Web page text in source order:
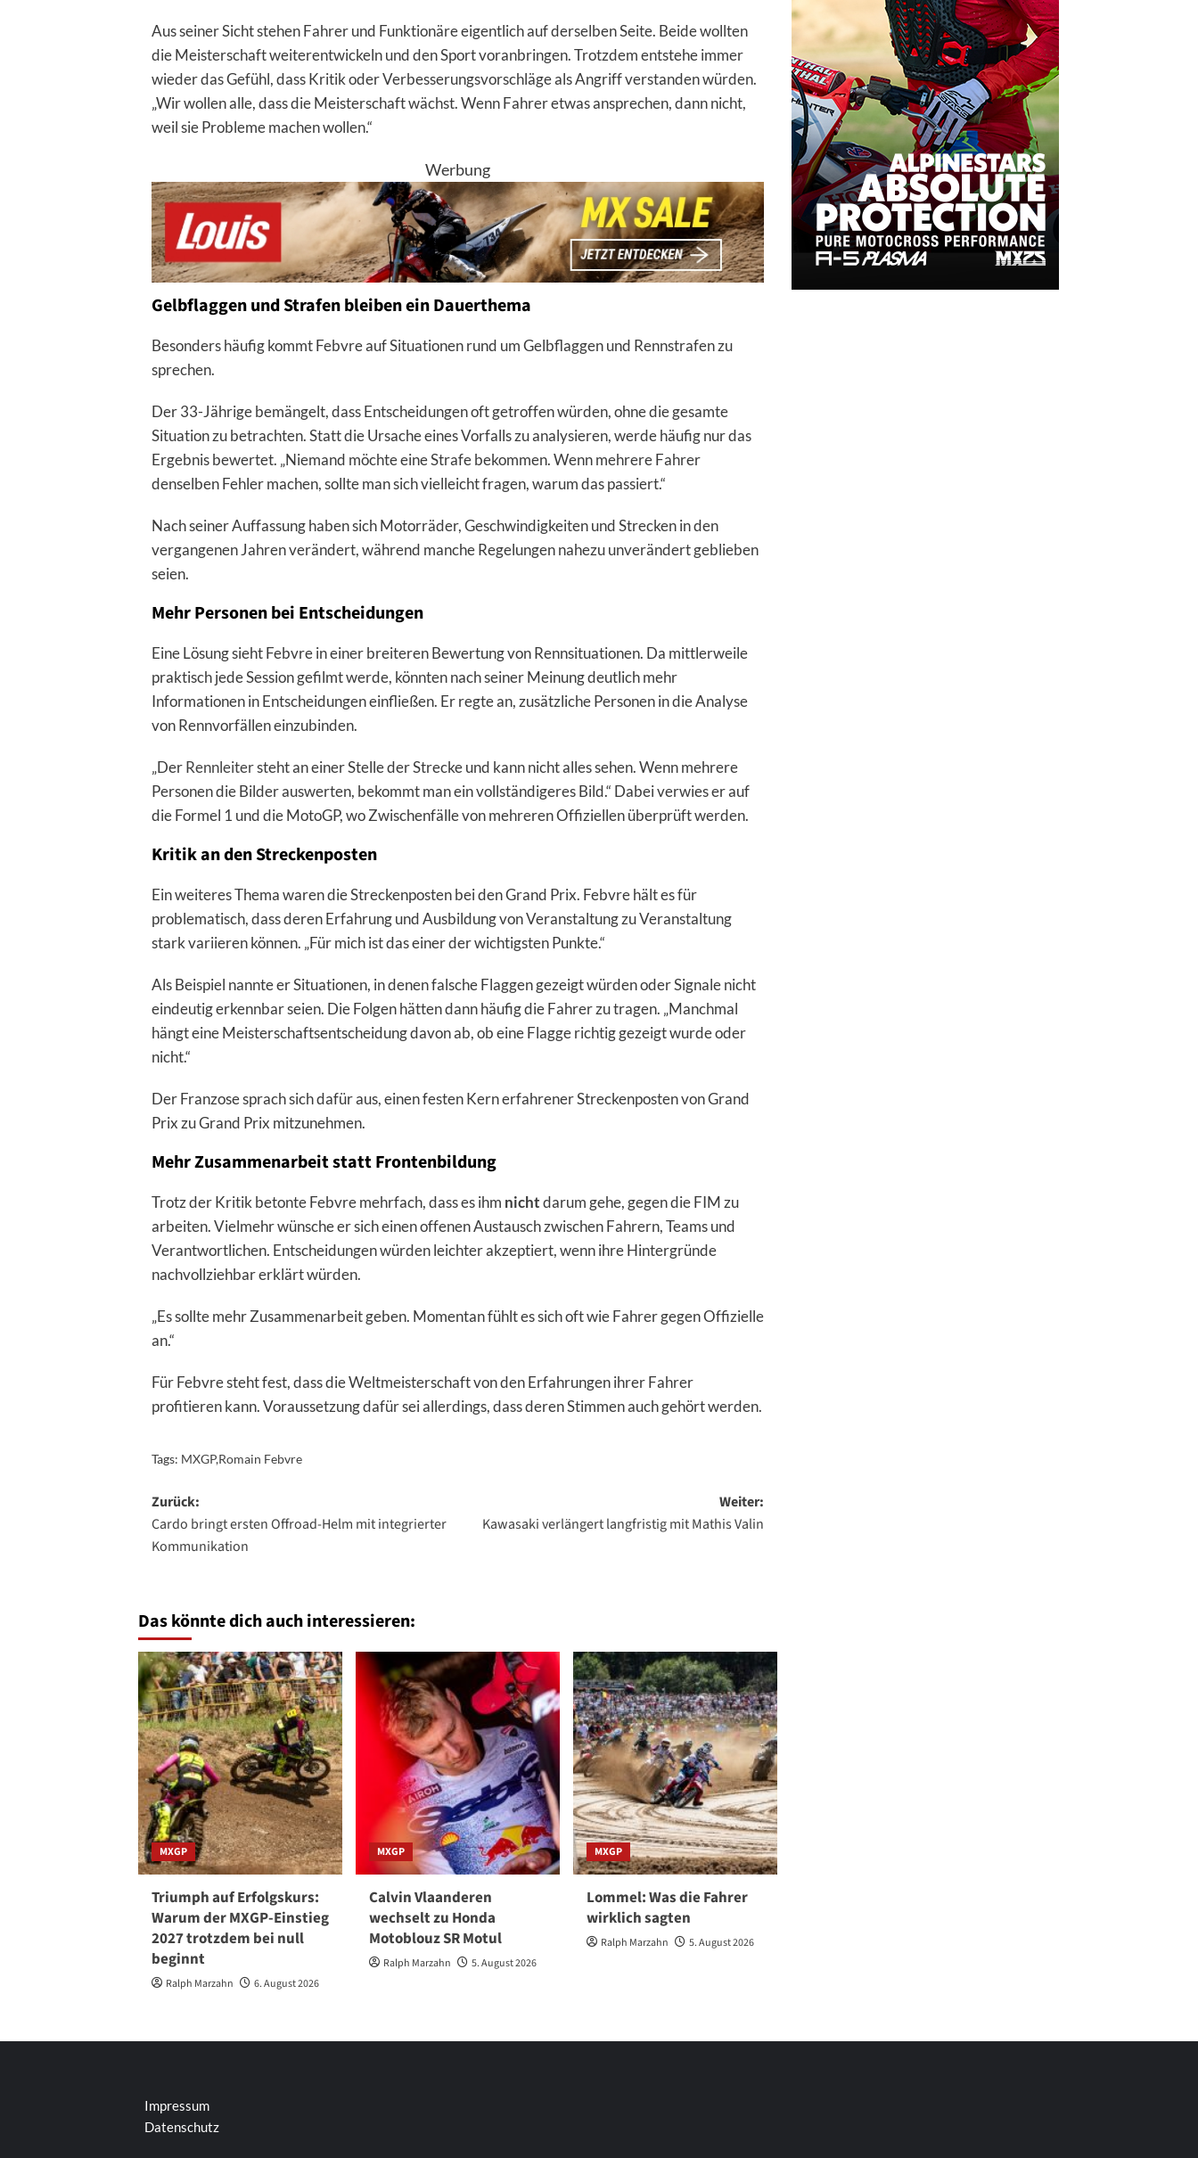
Aus seiner Sicht stehen Fahrer und Funktionäre eigentlich auf derselben Seite. Beide wollten
die Meisterschaft weiterentwickeln und den Sport voranbringen. Trotzdem entstehe immer
wieder das Gefühl, dass Kritik oder Verbesserungsvorschläge als Angriff verstanden würden.
„Wir wollen alle, dass die Meisterschaft wächst. Wenn Fahrer etwas ansprechen, dann nicht,
weil sie Probleme machen wollen.“
Werbung
Gelbflaggen und Strafen bleiben ein Dauerthema
Besonders häufig kommt Febvre auf Situationen rund um Gelbflaggen und Rennstrafen zu
sprechen.
Der 33-Jährige bemängelt, dass Entscheidungen oft getroffen würden, ohne die gesamte
Situation zu betrachten. Statt die Ursache eines Vorfalls zu analysieren, werde häufig nur das
Ergebnis bewertet. „Niemand möchte eine Strafe bekommen. Wenn mehrere Fahrer
denselben Fehler machen, sollte man sich vielleicht fragen, warum das passiert.“
Nach seiner Auffassung haben sich Motorräder, Geschwindigkeiten und Strecken in den
vergangenen Jahren verändert, während manche Regelungen nahezu unverändert geblieben
seien.
Mehr Personen bei Entscheidungen
Eine Lösung sieht Febvre in einer breiteren Bewertung von Rennsituationen. Da mittlerweile
praktisch jede Session gefilmt werde, könnten nach seiner Meinung deutlich mehr
Informationen in Entscheidungen einfließen. Er regte an, zusätzliche Personen in die Analyse
von Rennvorfällen einzubinden.
„DerRennleitersteht an einer Stelle der Strecke und kann nicht alles sehen. Wenn mehrere
Personen die Bilder auswerten, bekommt man ein vollständigeres Bild.“ Dabei verwies er auf
die Formel 1 und die MotoGP, wo Zwischenfälle von mehreren Offiziellen überprüft werden.
Kritik an den Streckenposten
Ein weiteres Thema waren die Streckenposten bei den Grand Prix. Febvre hält es für
problematisch, dass deren Erfahrung und Ausbildung von Veranstaltung zu Veranstaltung
stark variieren können. „Für mich ist das einer der wichtigsten Punkte.“
Als Beispiel nannte er Situationen, in denen falsche Flaggen gezeigt würden oder Signale nicht
eindeutig erkennbar seien. Die Folgen hätten dann häufig die Fahrer zu tragen. „Manchmal
hängt eine Meisterschaftsentscheidung davon ab, ob eine Flagge richtig gezeigt wurde oder
nicht.“
Der Franzose sprach sich dafür aus, einen festen Kern erfahrener Streckenposten von Grand
Prix zu Grand Prix mitzunehmen.
Mehr Zusammenarbeit statt Frontenbildung
Trotz der Kritik betonte Febvre mehrfach, dass es ihm nichtdarum gehe, gegen die FIM zu
arbeiten. Vielmehr wünsche er sich einen offenen Austausch zwischen Fahrern, Teams und
Verantwortlichen. Entscheidungen würden leichter akzeptiert, wenn ihre Hintergründe
nachvollziehbar erklärt würden.
„Es sollte mehr Zusammenarbeit geben. Momentan fühlt es sich oft wie Fahrer gegen Offizielle
an.“
Für Febvre steht fest, dass die Weltmeisterschaft von den Erfahrungen ihrer Fahrer
profitieren kann. Voraussetzung dafür sei allerdings, dass deren Stimmen auch gehört werden.
Tags: MXGP,Romain Febvre
Beitragsnavigation
Zurück:
Cardo bringt ersten Offroad-Helm mit integrierter
Kommunikation
Weiter:
Kawasaki verlängert langfristig mit Mathis Valin
Das könnte dich auch interessieren:
MXGP
Triumph auf Erfolgskurs:
Warum der MXGP-Einstieg
2027 trotzdem bei null
beginnt
Ralph Marzahn 6. August 2026
MXGP
Calvin Vlaanderen
wechselt zu Honda
Motoblouz SR Motul
Ralph Marzahn 5. August 2026
MXGP
Lommel: Was die Fahrer
wirklich sagten
Ralph Marzahn 5. August 2026
Impressum
Datenschutz